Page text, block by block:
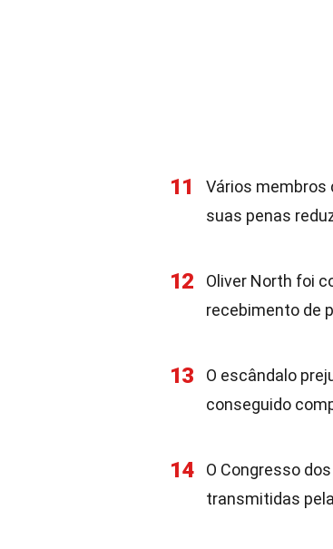
11
Vários membros
suas penas
12 Oliver North foi
recebimento de
13 O escândalo
conseguido
14
O Congresso
transmitidas